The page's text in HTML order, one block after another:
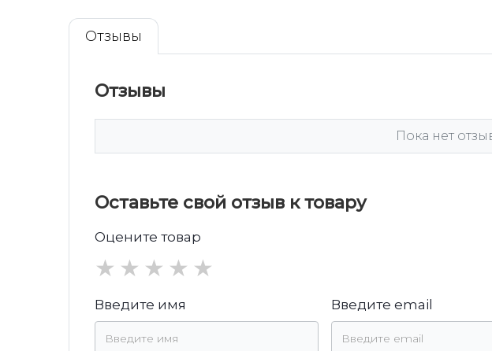
Отзывы
Отзывы
Пока нет
Оставьте свой отзыв к товару
Оцените товар
★
★
★
★
★
Введите имя Введите email